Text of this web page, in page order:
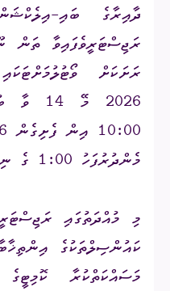
ރަޖިސްޓަރީވެފައިވާ
ރަށަކަށް
މެންދުރުފަހު 1:00 ގެ ނިޔަލަށް ހުޅުވާލައިފީމެވެ.
މި މުއްދަތުގައި
ކައުންސިލްތަކުގެ